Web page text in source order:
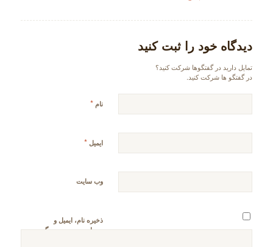
دیدگاه خود را ثبت کنید
تمایل دارید در گفتگوها شرکت کنید؟
در گفتگو ها شرکت کنید.
نام *
ایمیل *
وب‌ سایت
ذخیره نام، ایمیل و
وبسایت من در مرورگر